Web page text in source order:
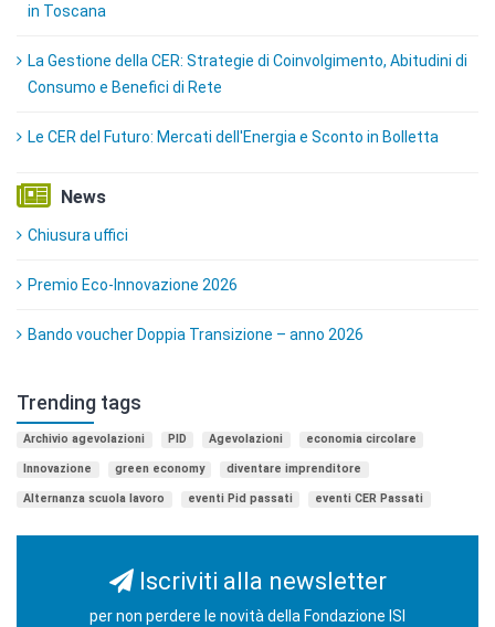
in Toscana
La Gestione della CER: Strategie di Coinvolgimento, Abitudini di
Consumo e Benefici di Rete
Le CER del Futuro: Mercati dell'Energia e Sconto in Bolletta
News
Chiusura uffici
Premio Eco-Innovazione 2026
Bando voucher Doppia Transizione – anno 2026
Trending tags
Archivio agevolazioni PID Agevolazioni economia circolare
Innovazione green economy diventare imprenditore
Alternanza scuola lavoro eventi Pid passati eventi CER Passati
Iscriviti alla newsletter
per non perdere le novità della Fondazione ISI